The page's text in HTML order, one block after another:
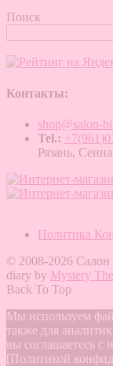
Поиск
Контакты:
shop@salon-
Tel.:
Рязань,
Политика
© 2008-2026
diary by Mystery
Back To Top
Мы используем
также для
вы соглашаетесь с
[Политикой